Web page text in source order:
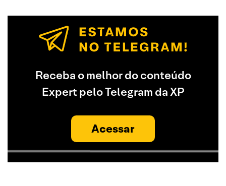
Receba o melhor do conteúdo
Expert pelo Telegram da XP
Acessar